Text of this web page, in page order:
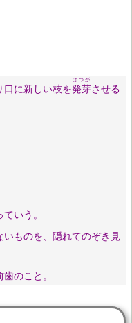
口に新しい枝を発芽
はつが
させる
いう。
いものを、隠れてのぞき見
のこと。